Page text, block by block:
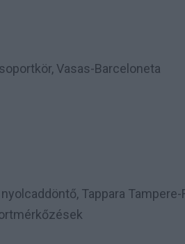
Vasas-Barceloneta
Tappara Tampere-